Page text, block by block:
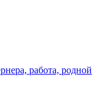
работа, родной